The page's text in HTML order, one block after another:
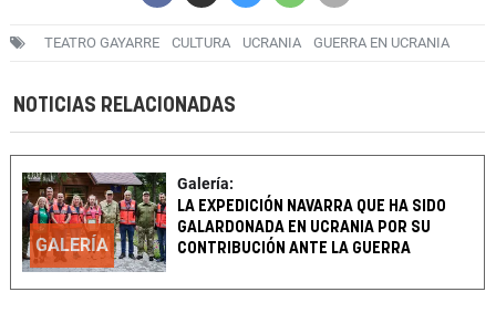
TEATRO GAYARRE CULTURA UCRANIA GUERRA EN UCRANIA
NOTICIAS RELACIONADAS
GALERÍA
Galería:
LA EXPEDICIÓN NAVARRA QUE HA SIDO
GALARDONADA EN UCRANIA POR SU
CONTRIBUCIÓN ANTE LA GUERRA